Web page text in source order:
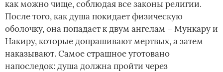
как можно чище, соблюдая все законы религии.
После того, как душа покидает физическую
оболочку, она попадает к двум ангелам – Мункару и
Накиру, которые допрашивают мертвых, а затем
наказывают. Самое страшное уготовано
напоследок: душа должна пройти через